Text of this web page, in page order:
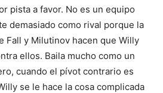
pista a favor. No es un equipo
demasiado como rival porque la
Fall y Milutinov hacen que Willy
ellos. Baila mucho como un
cuando el pívot contrario es
se le hace la cosa complicada